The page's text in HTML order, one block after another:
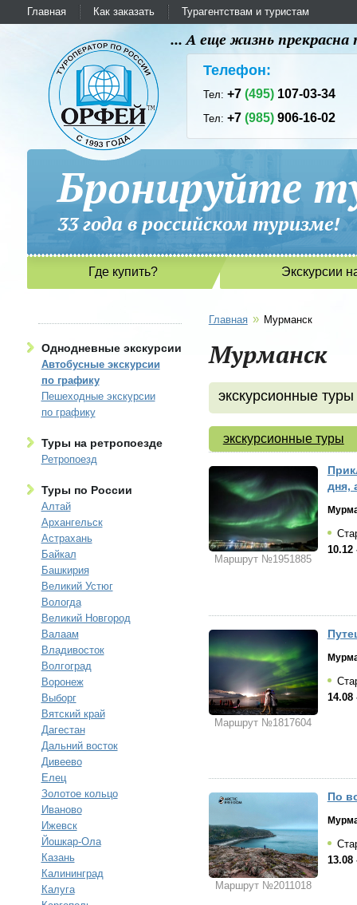
Главная Как заказать Турагентствам и туристам
... А еще жизнь
Телефон:
Тел:+7(495) 107-03-34
Тел:+7(985) 906-16-02
Бронируйте
33 года в российском
Где купить? Экскурсии
Однодневные экскурсии
Автобусные экскурсии
по графику
Пешеходные экскурсии
по графику
Туры на ретропоезде
Ретропоезд
Туры по России
Алтай
Архангельск
Астрахань
Байкал
Башкирия
Великий Устюг
Вологда
Великий Новгород
Валаам
Владивосток
Волгоград
Воронеж
Выборг
Вятский край
Дагестан
Дальний восток
Дивеево
Елец
Золотое кольцо
Иваново
Ижевск
Йошкар-Ола
Казань
Калининград
Калуга
Главная » Мурманск
Мурманск
экскурсионные туры
экскурсионные туры
Маршрут №1951885
дня,
10.12
Маршрут №1817604
14.08
Маршрут №2011018
По
13.08